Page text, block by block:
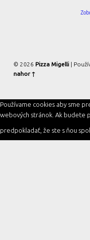
© 2026 Pizza Migelli
nahor ↑
Používame cookies aby sme
webových stránok. Ak budete
predpokladať, že ste s ňou